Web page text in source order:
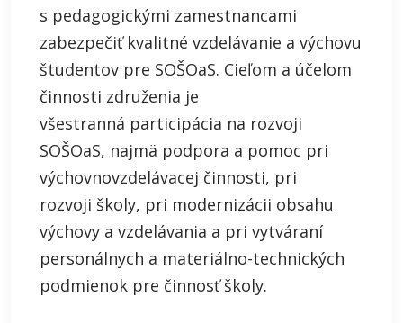
s pedagogickými zamestnancami
zabezpečiť kvalitné vzdelávanie a výchovu
študentov pre SOŠOaS. Cieľom a účelom
činnosti združenia je
všestranná participácia na rozvoji
SOŠOaS, najmä podpora a pomoc pri
výchovnovzdelávacej činnosti, pri
rozvoji školy, pri modernizácii obsahu
výchovy a vzdelávania a pri vytváraní
personálnych a materiálno-technických
podmienok pre činnosť školy.